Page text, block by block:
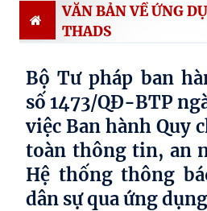
VĂN BẢN VỀ ỨNG
THADS
Bộ Tư pháp ban
số 1473/QĐ-BTP
việc Ban hành Quy
toàn thông tin, an
Hệ thống thông
dân sự qua ứng